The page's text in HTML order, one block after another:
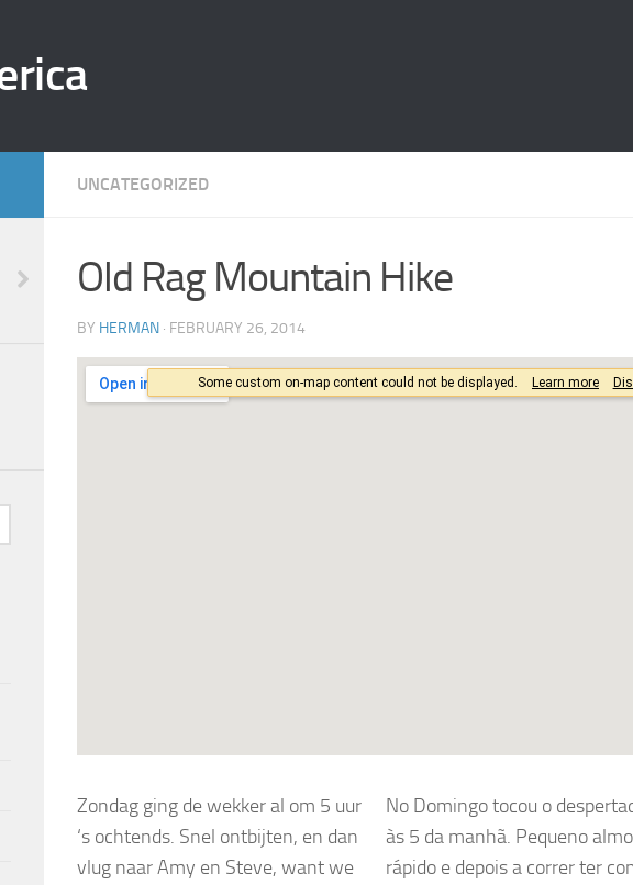
UNCATEGORIZED
Old Rag Mountain Hike
BY HERMAN · FEBRUARY 26, 2014
View Larger Map
Zondag ging de wekker al om 5 uur
‘s ochtends. Snel ontbijten, en dan
vlug naar Amy en Steve, want we
No Domingo tocou o
às 5 da manhã. Pequeno
rápido e depois a correr ter